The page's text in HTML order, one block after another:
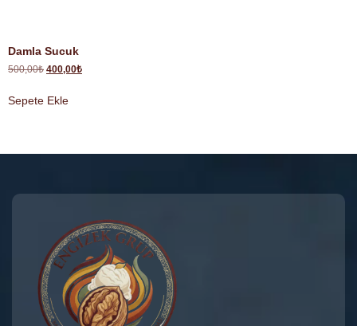
Damla Sucuk
500,00₺ 400,00₺
Sepete Ekle